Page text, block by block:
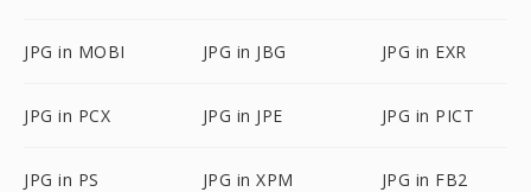
JPG in MOBI JPG in JBG JPG in EXR
JPG in PCX JPG in JPE JPG in PICT
JPG in PS JPG in XPM JPG in FB2